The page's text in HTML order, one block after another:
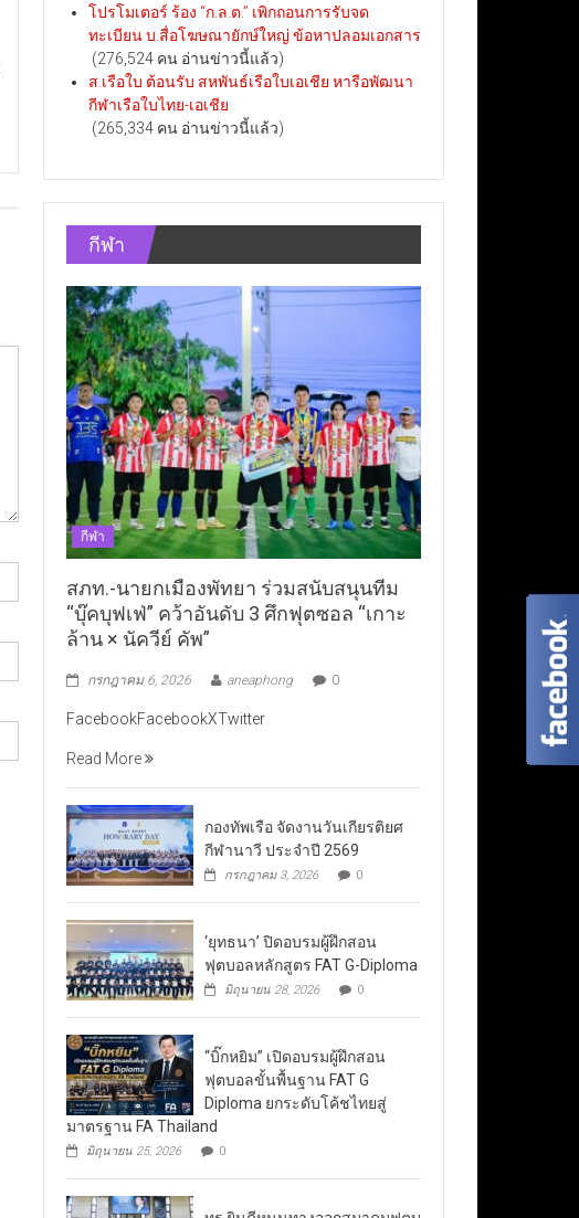
โปรโมเตอร์ ร้อง “ก.ล.ต.” เพิกถอนการรับจด
ทะเบียน บ.สื่อโฆษณายักษ์ใหญ่ ข้อหาปลอมเอกสาร
(276,524 คน อ่านข่าวนี้แล้ว)
ส.เรือใบ ต้อนรับ สหพันธ์เรือใบเอเชีย หารือพัฒนา
กีฬาเรือใบไทย-เอเชีย
(265,334 คน อ่านข่าวนี้แล้ว)
กีฬา
กีฬา
สภท.-นายกเมืองพัทยา ร่วมสนับสนุนทีม
“บุ๊คบุฟเฟ่” คว้าอันดับ 3 ศึกฟุตซอล “เกาะ
ล้าน × นัควีย์ คัพ”
กรกฎาคม 6, 2026 aneaphong 0
FacebookFacebookXTwitter
Read More
กองทัพเรือ จัดงานวันเกียรติยศ
กีฬานาวี ประจำปี 2569
กรกฎาคม 3, 2026 0
‘ยุทธนา’ ปิดอบรมผู้ฝึกสอน
ฟุตบอลหลักสูตร FAT G-Diploma
มิถุนายน 28, 2026 0
“บิ๊กหยิม” เปิดอบรมผู้ฝึกสอน
ฟุตบอลขั้นพื้นฐาน FAT G
Diploma ยกระดับโค้ชไทยสู่
มาตรฐาน FA Thailand
มิถุนายน 25, 2026 0